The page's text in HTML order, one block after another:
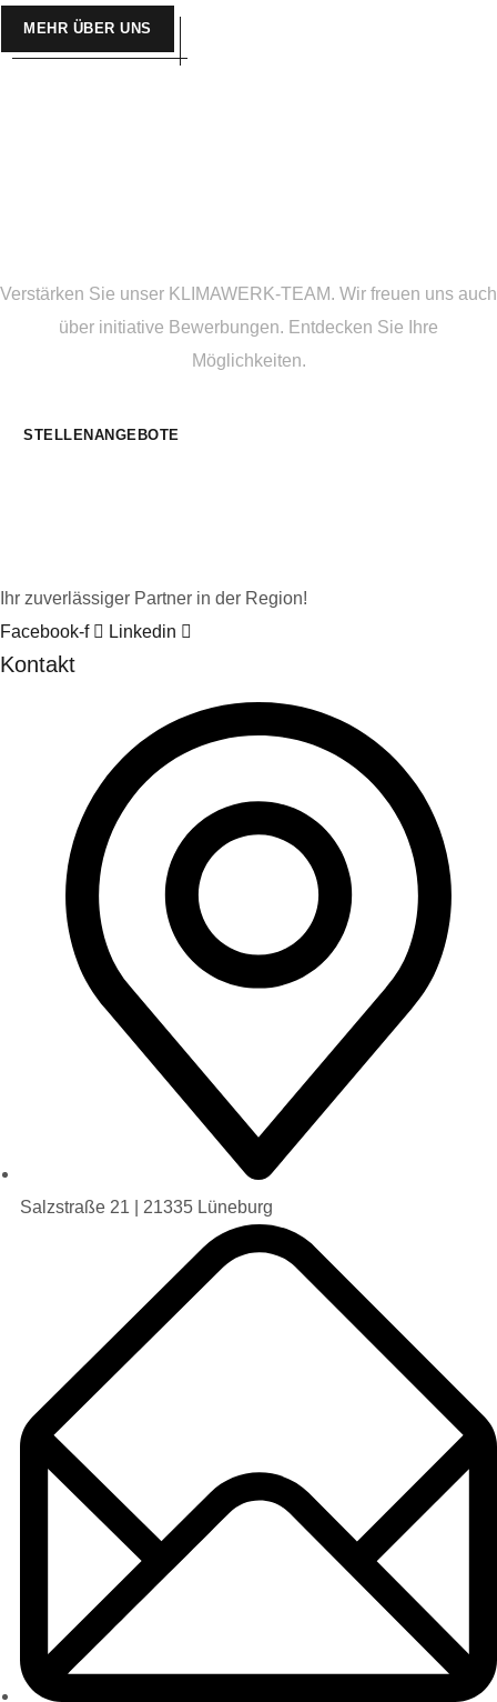
MEHR ÜBER UNS
Verstärken Sie unser KLIMAWERK-TEAM. Wir freuen uns auch
über initiative Bewerbungen. Entdecken Sie Ihre
Möglichkeiten.
STELLENANGEBOTE
Ihr zuverlässiger Partner in der Region!
Facebook-f
Linkedin
Kontakt
Salzstraße 21 | 21335 Lüneburg